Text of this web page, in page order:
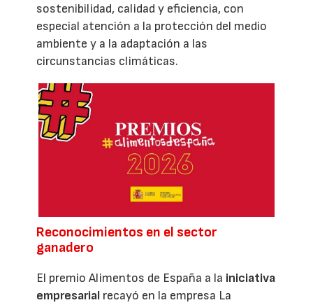
sostenibilidad, calidad y eficiencia, con
especial atención a la protección del medio
ambiente y a la adaptación a las
circunstancias climáticas.
Reconocimientos en el sector
ganadero
El premio Alimentos de España a la iniciativa
empresarial recayó en la empresa La